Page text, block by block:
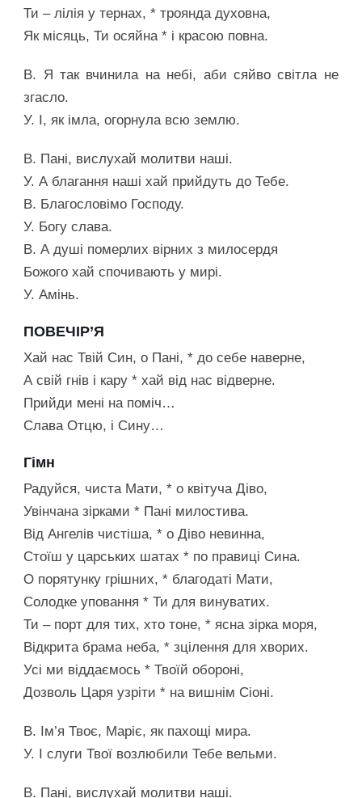
Ти – лілія у тернах, * троянда духовна,
Як місяць, Ти осяйна * і красою повна.
В. Я так вчинила на небі, аби сяйво світла не
згасло.
У. І, як імла, огорнула всю землю.
В. Пані, вислухай молитви наші.
У. А благання наші хай прийдуть до Тебе.
В. Благословімо Господу.
У. Богу слава.
В. А душі померлих вірних з милосердя
Божого хай спочивають у мирі.
У. Амінь.
ПОВЕЧІР’Я
Хай нас Твій Син, о Пані, * до себе наверне,
А свій гнів і кару * хай від нас відверне.
Прийди мені на поміч…
Слава Отцю, і Сину…
Гімн
Радуйся, чиста Мати, * о квітуча Діво,
Увінчана зірками * Пані милостива.
Від Ангелів чистіша, * о Діво невинна,
Стоїш у царських шатах * по правиці Сина.
О порятунку грішних, * благодаті Мати,
Солодке уповання * Ти для винуватих.
Ти – порт для тих, хто тоне, * ясна зірка моря,
Відкрита брама неба, * зцілення для хворих.
Усі ми віддаємось * Твоїй обороні,
Дозволь Царя узріти * на вишнім Сіоні.
В. Ім’я Твоє, Маріє, як пахощі мира.
У. І слуги Твої возлюбили Тебе вельми.
В. Пані, вислухай молитви наші.